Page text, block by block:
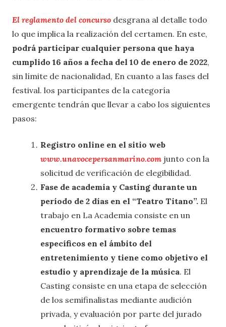
El reglamento del concurso desgrana al detalle todo
lo que implica la realización del certamen. En este,
podrá participar cualquier persona que haya
cumplido 16 años a fecha del 10 de enero de 2022,
sin límite de nacionalidad, En cuanto a las fases del
festival. los participantes de la categoría
emergente tendrán que llevar a cabo los siguientes
pasos:
Registro online en el sitio web
www.unavocepersanmarino.com junto con la
solicitud de verificación de elegibilidad.
Fase de academia y Casting durante un
período de 2 días en el “Teatro Titano”. El
trabajo en La Academia consiste en un
encuentro formativo sobre temas
específicos en el ámbito del
entretenimiento y tiene como objetivo el
estudio y aprendizaje de la música. El
Casting consiste en una etapa de selección
de los semifinalistas mediante audición
privada, y evaluación por parte del jurado